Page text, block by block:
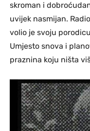
skroman i
uvijek nasmijan.
volio je svoju
Umjesto snova i
praznina koju ništa